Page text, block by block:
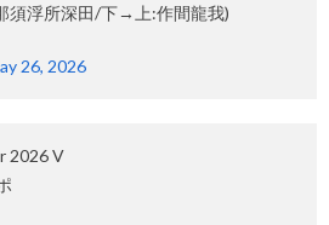
須浮所深田/下→上:作間龍我)
26, 2026
2026 V